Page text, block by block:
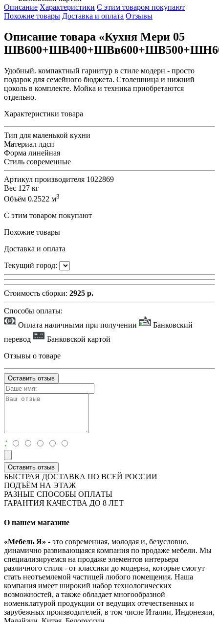
Описание Характеристики С этим товаром покупают
Похожие товары Доставка и оплата Отзывы
Описание товара «Кухня Мери 05
Удобный. компактный гарнитур в стиле модерн - просто
подарок для семейного бюджета. Столешница и нижний
цоколь в комплекте. Мойка и техника приобретаются
отдельно.
Характеристики товара
Тип для маленькой кухни
Материал лдсп
Форма линейная
Стиль современные
Артикул производителя 1022869
Вес 127 кг
Объём 0.2522 м3
С этим товаром покупают
Похожие товары
Доставка и оплата
Текущий город:
Стоимость сборки: 2925 р.
Способы оплаты:
Оплата наличными при получении
Банковский
перевод
Банковской картой
Отзывы о товаре
Оставить отзыв
:
Оставить отзыв
БЫСТРАЯ ДОСТАВКА ПО ВСЕЙ РОССИИ
ПОДЪЁМ НА ЭТАЖ
РАЗНЫЕ СПОСОБЫ ОПЛАТЫ
ГАРАНТИЯ КАЧЕСТВА ДО 8 ЛЕТ
О нашем магазине
«Мебель Я» - это современная, молодая и, безусловно,
динамично развивающаяся компания по продаже мебели. Мы
специализируемся на продаже элементов интерьера
различного стиля - от классики до модерна, которые смогут
стать неотъемлемой частицей любого помещения. Наша
компания имеет широкий набор технологических
возможностей, а также обладает многообразной
номенклатурой продукции от ведущих отечественных и
зарубежных производителей, в том числе Италии, Индонезии,